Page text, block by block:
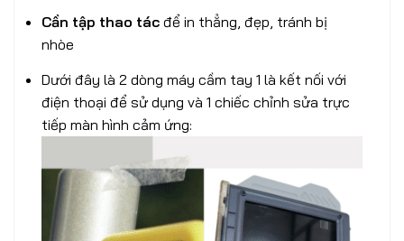
Cần tập thao tác để in thẳng, đẹp, tránh bị
nhòe
Dưới đây là 2 dòng máy cầm tay 1 là kết nối với
điện thoại để sử dụng và 1 chiếc chỉnh sửa trực
tiếp màn hình cảm ứng: